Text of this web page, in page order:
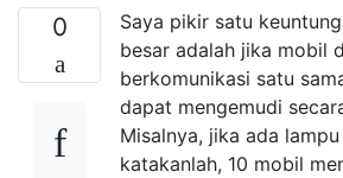
0
Saya pikir satu
besar adalah jika mobil
berkomunikasi satu
dapat mengemudi
Misalnya, jika ada
katakanlah, 10 mobil